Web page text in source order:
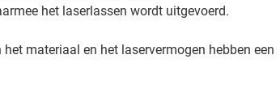
het laserlassen wordt uitgevoerd.
materiaal en het laservermogen hebben een